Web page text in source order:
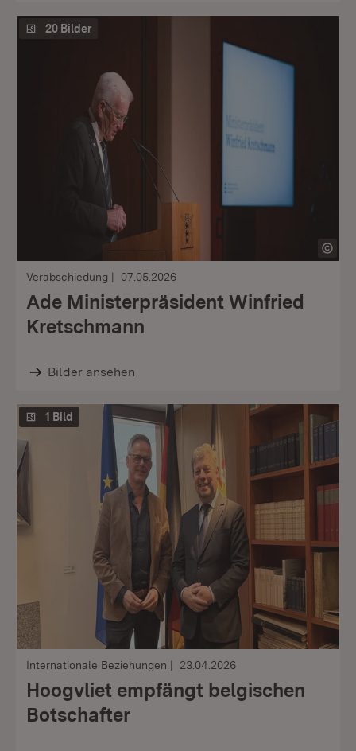
20 Bilder
Verabschiedung 07.05.2026
Ade Ministerpräsident Winfried
Kretschmann
Bilder ansehen
1 Bild
Internationale Beziehungen 23.04.2026
Hoogvliet empfängt belgischen
Botschafter